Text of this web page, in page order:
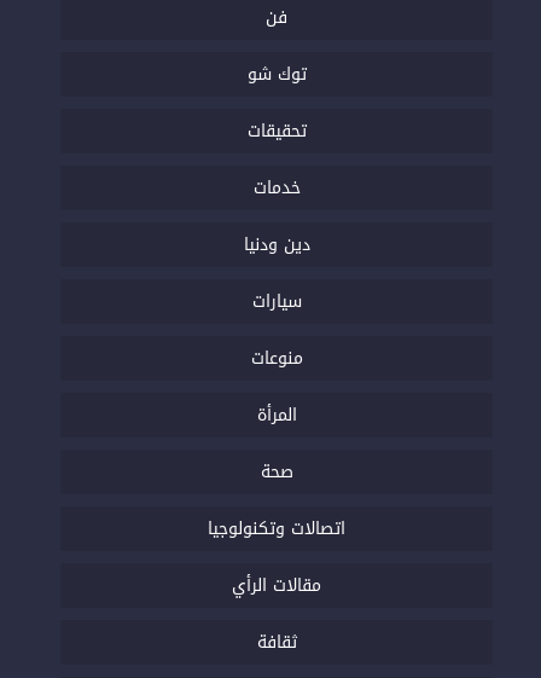
فن
توك شو
تحقيقات
خدمات
دين ودنيا
سيارات
منوعات
المرأة
صحة
اتصالات وتكنولوجيا
مقالات الرأي
ثقافة